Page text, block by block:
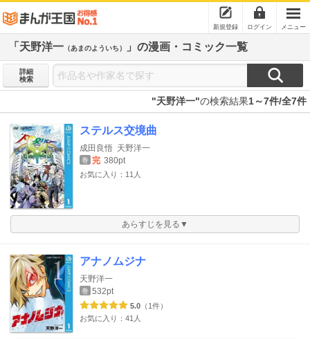
新規登録 ログイン メニュー
「天野洋一 （あまのよういち） 」の漫画・コミック一覧
詳細
検索
"天野洋一"の検索結果1～7件/全7件
ステルス交境曲
成田良悟 天野洋一
巻 完 380pt
お気に入り：11人
あらすじを見る▼
アナノムジナ
天野洋一
巻 532pt
5.0 （1件）
お気に入り：41人